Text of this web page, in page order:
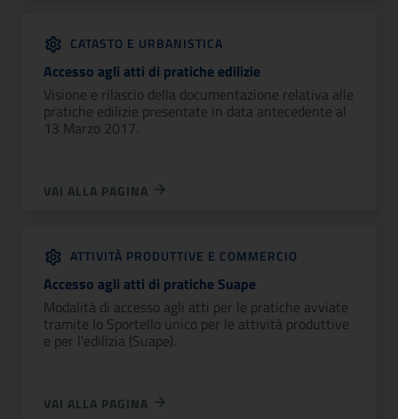
CATASTO E URBANISTICA
Accesso agli atti di pratiche edilizie
Visione e rilascio della documentazione relativa alle
pratiche edilizie presentate in data antecedente al
13 Marzo 2017.
VAI ALLA PAGINA
ATTIVITÀ PRODUTTIVE E COMMERCIO
Accesso agli atti di pratiche Suape
Modalità di accesso agli atti per le pratiche avviate
tramite lo Sportello unico per le attività produttive
e per l'edilizia (Suape).
VAI ALLA PAGINA